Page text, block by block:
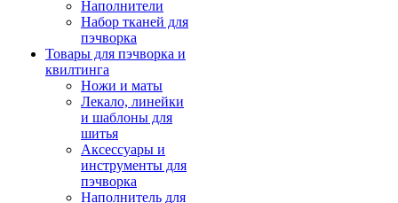
Наполнители
Набор тканей для
пэчворка
Товары для пэчворка и
квилтинга
Ножи и маты
Лекало, линейки
и шаблоны для
шитья
Аксессуары и
инструменты для
пэчворка
Наполнитель для